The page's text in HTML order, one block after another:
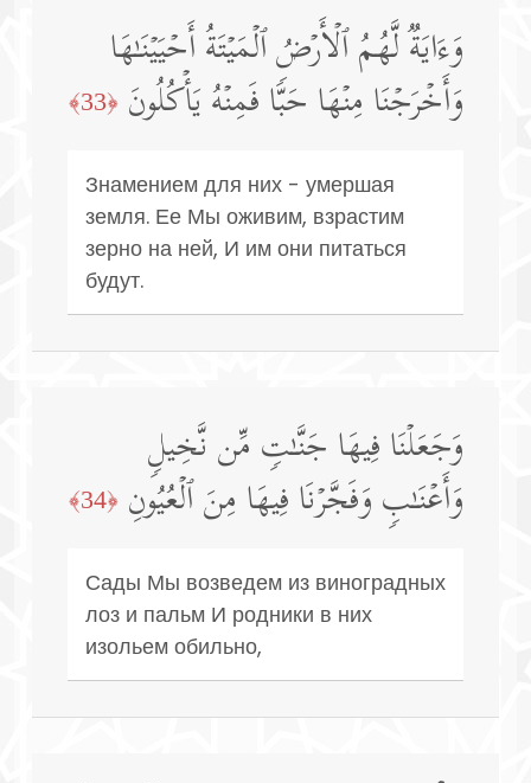
وَءَایَةࣱ لَّهُمُ ٱلۡأَرۡضُ ٱلۡمَیۡتَةُ أَحۡیَیۡنَـٰهَا
وَأَخۡرَجۡنَا مِنۡهَا حَبࣰّا فَمِنۡهُ یَأۡكُلُونَ ﴿33﴾
Знамением для них - умершая
земля. Ее Мы оживим, взрастим
зерно на ней, И им они питаться
будут.
وَجَعَلۡنَا فِیهَا جَنَّـٰتࣲ مِّن نَّخِیلࣲ
وَأَعۡنَـٰبࣲ وَفَجَّرۡنَا فِیهَا مِنَ ٱلۡعُیُونِ ﴿34﴾
Сады Мы возведем из виноградных
лоз и пальм И родники в них
изольем обильно,